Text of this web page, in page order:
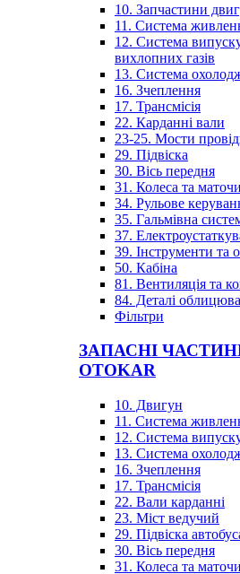
10. Запчастини
11. Система
12. Система випуску
вихлопних газів
13. Система
16. Зчеплення
17. Трансмісія
22. Карданні вали
23-25. Мости
29. Підвіска
30. Вісь передня
31. Колеса та
34. Рульове
35. Гальмівна
37.
39. Інструменти та
50. Кабіна
81. Вентиляція та
84. Деталі
Фільтри
ЗАПАСНІ
OTOKAR
10. Двигун
11. Система
12. Система
13. Система
16. Зчеплення
17. Трансмісія
22. Вали карданні
23. Міст ведучий
29. Підвіска
30. Вісь передня
31. Колеса та